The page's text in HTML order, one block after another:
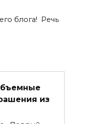
блога! Речь
из